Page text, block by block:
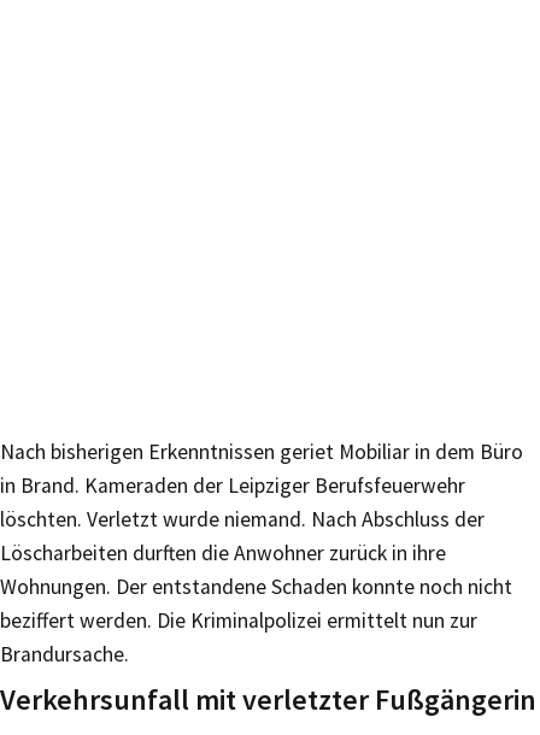
Nach bisherigen Erkenntnissen geriet Mobiliar in dem Büro
in Brand. Kameraden der Leipziger Berufsfeuerwehr
löschten. Verletzt wurde niemand. Nach Abschluss der
Löscharbeiten durften die Anwohner zurück in ihre
Wohnungen. Der entstandene Schaden konnte noch nicht
beziffert werden. Die Kriminalpolizei ermittelt nun zur
Brandursache.
Verkehrsunfall mit verletzter Fußgängerin